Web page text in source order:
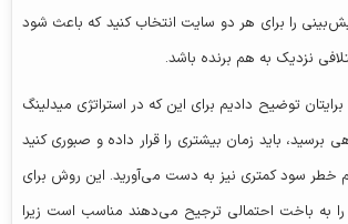
را برای هر دو سایت انتخاب کنید که باعث شود
نزدیک به هم برنده باشد.
برایتان توضیح دادیم برای این که در استراتژی میدلینگ
برسید، باید زمان بیشتری را قرار داده و صبوری کنید
خطر سود کمتری نیز به دست می‌آورید. این روش برای
را به باخت احتمالی ترجیح می‌دهند مناسب است زیرا